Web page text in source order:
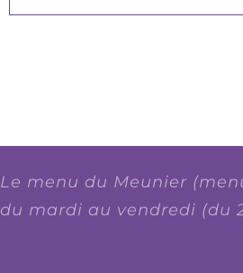
Le menu du Meunier
du mardi au vendredi (du